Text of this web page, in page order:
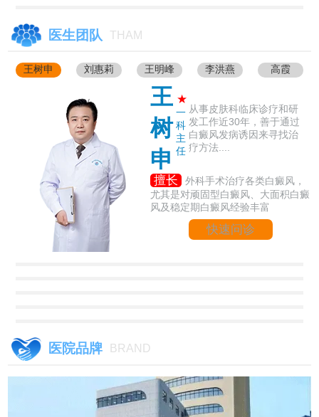
医生团队 THAM
王树申 刘惠莉 王明峰 李洪燕 高霞
王
树
申
★
一
科
主
任
从事皮肤科临床诊疗和研
发工作近30年，善于通过
白癜风发病诱因来寻找治
疗方法....
擅长
外科手术治疗各类白癜风，
尤其是对顽固型白癜风、大面积白癜
风及稳定期白癜风经验丰富
快速问诊
医院品牌 BRAND